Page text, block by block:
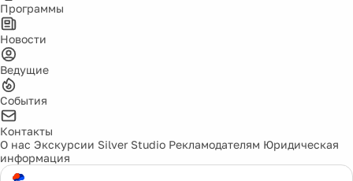
Программы
Новости
Ведущие
События
Контакты
О нас Экскурсии Silver Studio Рекламодателям Юридическая
информация